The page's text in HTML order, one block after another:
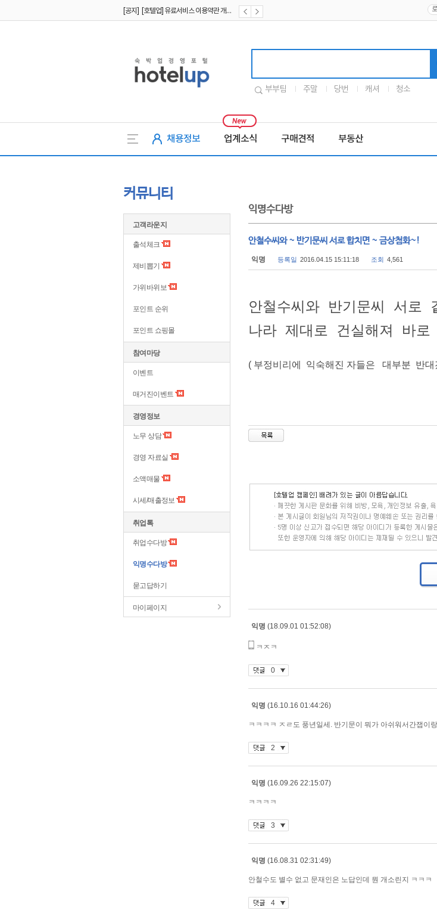
부부팀 주말 당번 캐셔 청소
채용정보 업계소식 구매견적 부동산
커뮤니티
고객라운지
출석체크
제비뽑기
가위바위보
포인트 순위
포인트 쇼핑몰
참여마당
이벤트
매거진이벤트
경영정보
노무 상담
경영 자료실
소액매물
시세/매출정보
취업톡
취업수다방
익명수다방
묻고답하기
마이페이지
익명수다방
안철수씨와 ~ 반기문씨 서로 합치면 ~ 금상첨화~!
익명 등록일 2016.04.15 15:11:18 조회 4,561
안철수씨와 반기문씨 서로
나라 제대로 건실해져 바로
( 부정비리에 익숙해진 자들은 대부분 반